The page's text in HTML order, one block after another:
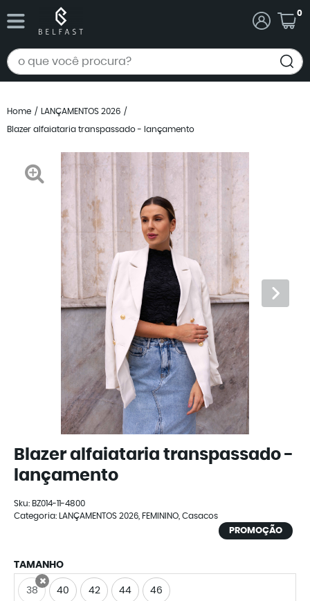
0
Home LANÇAMENTOS 2026
Blazer alfaiataria transpassado - lançamento
Blazer alfaiataria transpassado -
lançamento
Sku: BZ014-11-4800
Categoria:
LANÇAMENTOS 2026 FEMININO Casacos
PROMOÇÃO
TAMANHO
38x 40 42 44 46